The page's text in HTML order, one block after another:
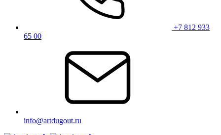
+7 812 933
65 00
info@artdugout.ru